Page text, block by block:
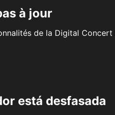
à jour
de la Digital Concert
está desfasada